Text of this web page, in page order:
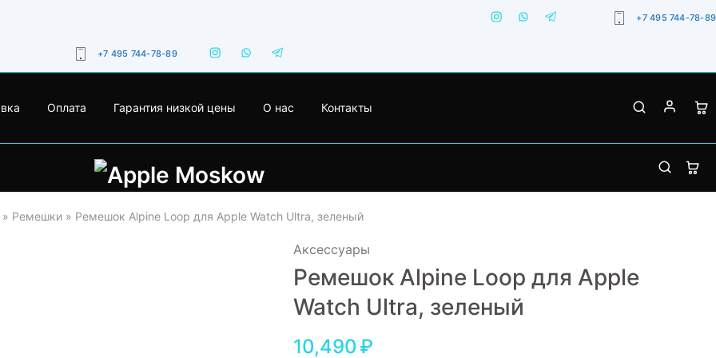
+7 495 744-78-89
+7 495 744-78-89
Оплата Гарантия низкой цены О нас Контакты
» Ремешки » Ремешок Alpine Loop для Apple Watch Ultra, зеленый
Аксессуары
Ремешок Alpine Loop для Apple
Watch Ultra, зеленый
10,490₽